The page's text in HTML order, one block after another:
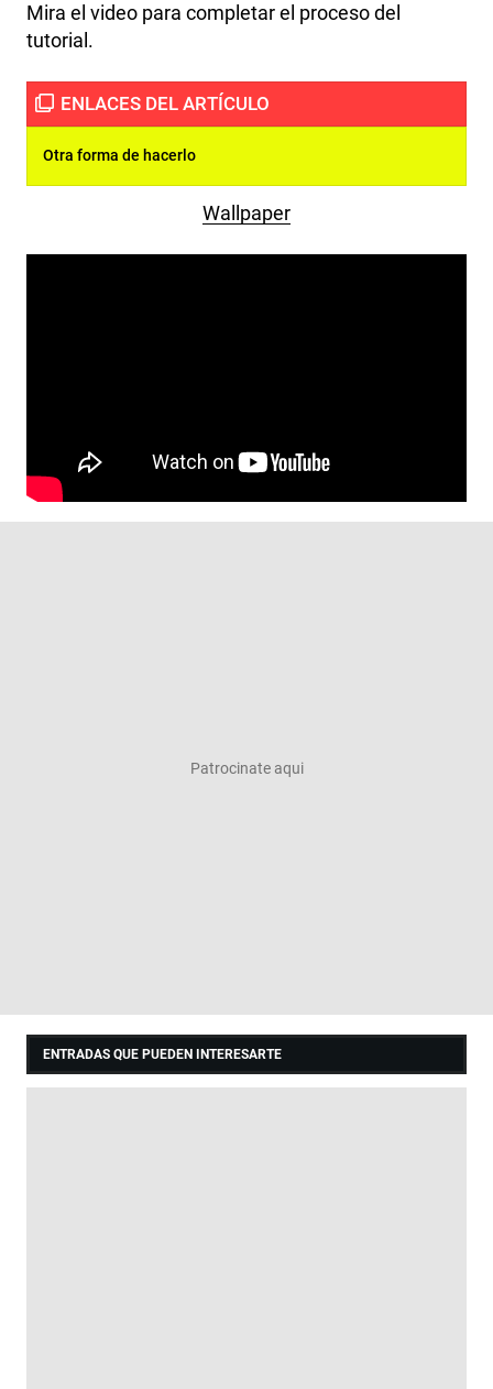
Mira el video para completar el proceso del
tutorial.
Otra forma de hacerlo
Wallpaper
ENTRADAS QUE PUEDEN INTERESARTE